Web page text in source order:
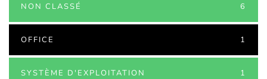
NON CLASSÉ 6
OFFICE 1
SYSTÈME D'EXPLOITATION 1